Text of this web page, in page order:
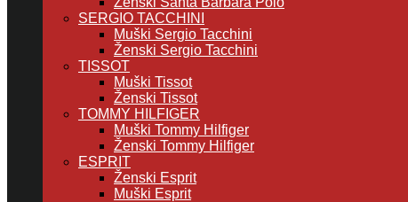
SERGIO TACCHINI
Muški Sergio Tacchini
Ženski Sergio Tacchini
TISSOT
Muški Tissot
Ženski Tissot
TOMMY HILFIGER
Muški Tommy Hilfiger
Ženski Tommy Hilfiger
ESPRIT
Ženski Esprit
Muški Esprit